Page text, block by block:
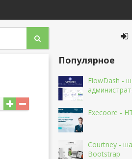
Популярное
FlowDash -
Execoore -
Courtney -
Bootstrap